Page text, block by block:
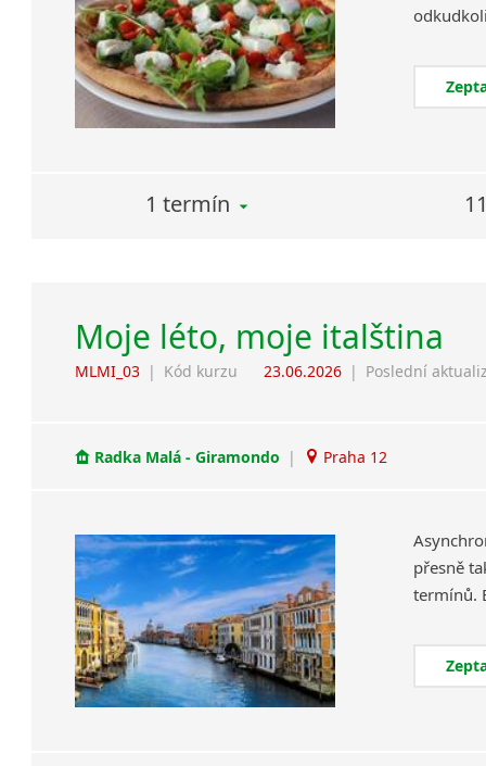
1 termín
Moje léto, moje italština
MLMI_03 | Kód kurzu 23.06.2026 | Poslední
Radka Malá - Giramondo | Praha 12
přesně